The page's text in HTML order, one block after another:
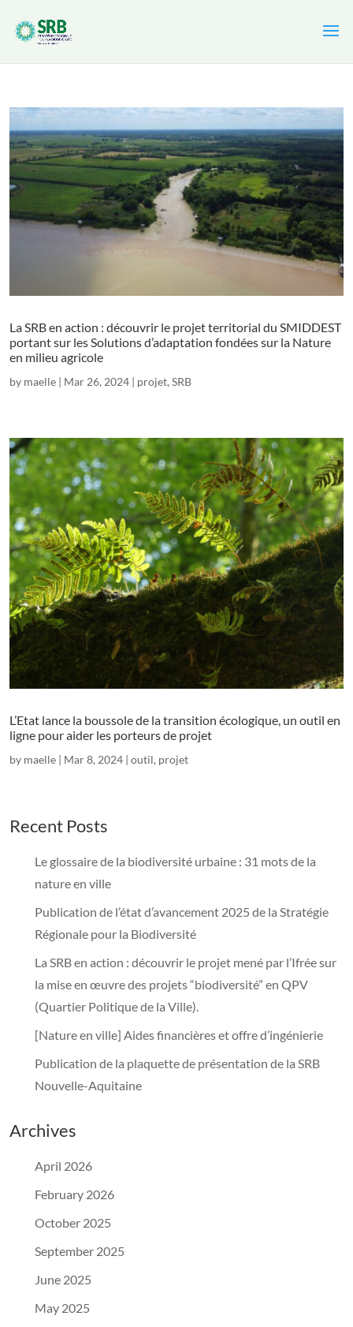
La SRB en action : découvrir le projet territorial du SMIDDEST
portant sur les Solutions d’adaptation fondées sur la Nature
en milieu agricole
by maelle | Mar 26, 2024 | projet, SRB
L’Etat lance la boussole de la transition écologique, un outil en
ligne pour aider les porteurs de projet
by maelle | Mar 8, 2024 | outil, projet
Recent Posts
Le glossaire de la biodiversité urbaine : 31 mots de la
nature en ville
Publication de l’état d’avancement 2025 de la Stratégie
Régionale pour la Biodiversité
La SRB en action : découvrir le projet mené par l’Ifrée sur
la mise en œuvre des projets “biodiversité” en QPV
(Quartier Politique de la Ville).
[Nature en ville] Aides financières et offre d’ingénierie
Publication de la plaquette de présentation de la SRB
Nouvelle-Aquitaine
Archives
April 2026
February 2026
October 2025
September 2025
June 2025
May 2025